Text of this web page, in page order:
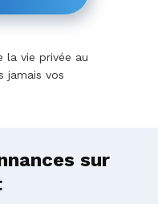
la vie privée au
jamais vos
sur